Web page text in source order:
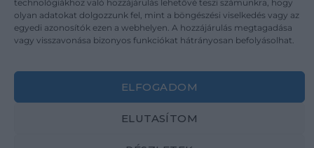
technológiákhoz való hozzájárulás lehetővé teszi számunkra, hogy
olyan adatokat dolgozzunk fel, mint a böngészési viselkedés vagy az
egyedi azonosítók ezen a webhelyen. A hozzájárulás megtagadása
vagy visszavonása bizonyos funkciókat hátrányosan befolyásolhat.
ELFOGADOM
ELUTASÍTOM
Kapcsolat
Impresszum